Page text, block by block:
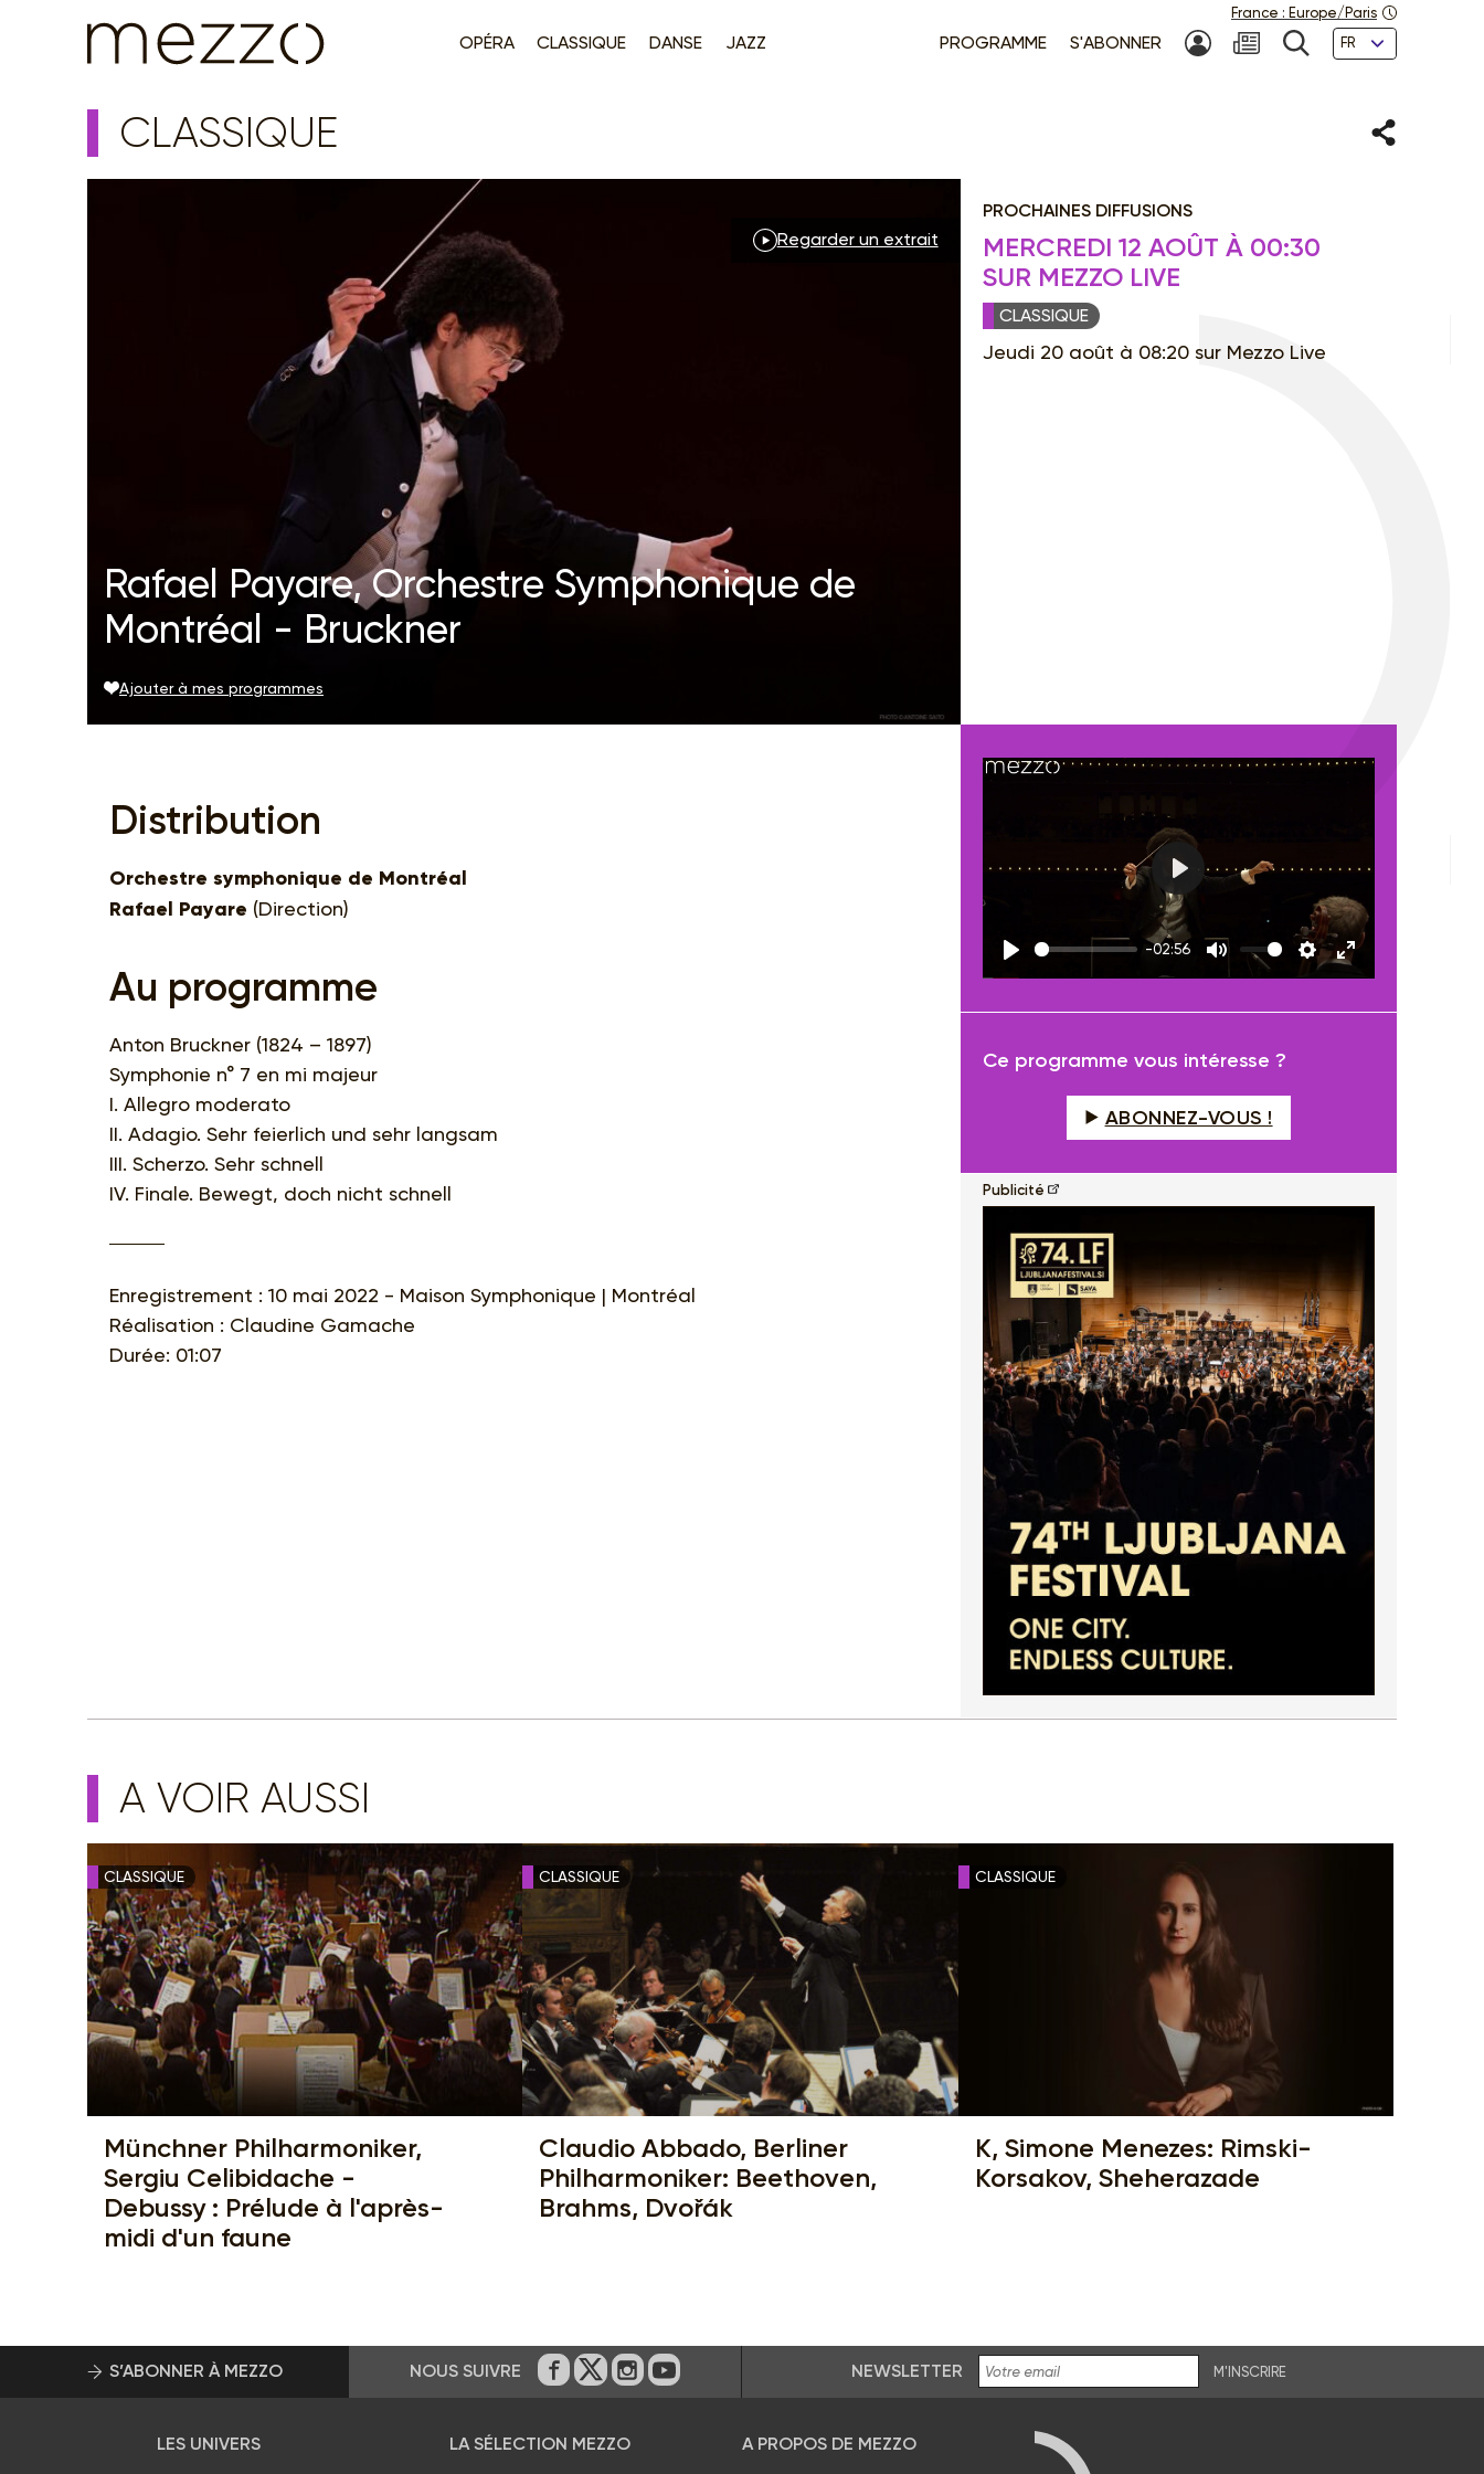
OPÉRA CLASSIQUE DANSE JAZZ PROGRAMME S'ABONNER MON COMPTE
NEWSLETTER
RECHERCHE
Langues
France : Europe/Paris
CLASSIQUE Partager
Rafael Payare, Orchestre Symphonique de
Montréal - Bruckner
Regarder un extrait
Ajouter à mes programmes
PROCHAINES DIFFUSIONS
MERCREDI 12 AOÛT À 00:30
SUR MEZZO LIVE
CLASSIQUE
Jeudi 20 août à 08:20 sur Mezzo Live
Distribution
Orchestre symphonique de Montréal
Rafael Payare (Direction)
Au programme
Anton Bruckner (1824 – 1897)
Symphonie n° 7 en mi majeur
I. Allegro moderato
II. Adagio. Sehr feierlich und sehr langsam
III. Scherzo. Sehr schnell
IV. Finale. Bewegt, doch nicht schnell
Enregistrement : 10 mai 2022 - Maison Symphonique | Montréal
Réalisation : Claudine Gamache
Durée: 01:07
Play
-02:56
Mute Settings
Enter
fullscreen
Play
Ce programme vous intéresse ?
ABONNEZ-VOUS !
Publicité
A VOIR AUSSI
CLASSIQUE
Münchner Philharmoniker,
Sergiu Celibidache -
Debussy : Prélude à l'après-
midi d'un faune
CLASSIQUE
Claudio Abbado, Berliner
Philharmoniker: Beethoven,
Brahms, Dvořák
CLASSIQUE
K, Simone Menezes: Rimski-
Korsakov, Sheherazade
S’ABONNER À MEZZO NOUS SUIVRE Sur Facebook
Sur Twitter
Sur Instagram
Sur Youtube NEWSLETTER M'INSCRIRE
LES UNIVERS
LA SÉLECTION MEZZO
A PROPOS DE MEZZO